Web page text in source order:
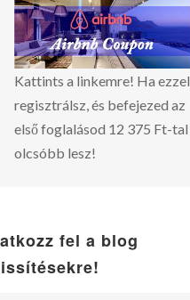
Kattints a linkemre! Ha ezzel
regisztrálsz, és befejezed az
első foglalásod 12 375 Ft-tal
olcsóbb lesz!
fel a blog